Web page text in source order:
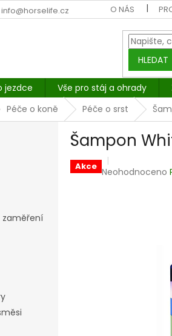
info@horselife.cz O NÁS
HLEDAT
jezdce Vše pro stáj a ohrady
Péče o koně Péče o srst
zaměření
Šampon
Akce Průměrné
Neohodnoceno